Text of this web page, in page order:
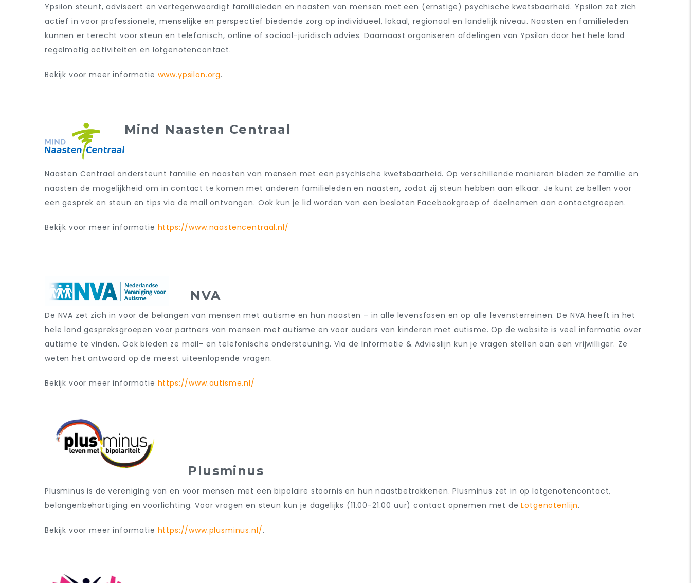
Ypsilon steunt, adviseert en vertegenwoordigt familieleden en naasten van mensen met een (ernstige) psychische kwetsbaarheid. Ypsilon zet zich
actief in voor professionele, menselijke en perspectief biedende zorg op individueel, lokaal, regionaal en landelijk niveau. Naasten en familieleden
kunnen er terecht voor steun en telefonisch, online of sociaal-juridisch advies. Daarnaast organiseren afdelingen van Ypsilon door het hele land
regelmatig activiteiten en lotgenotencontact.
Bekijk voor meer informatie www.ypsilon.org.
Mind Naasten Centraal
Naasten Centraal ondersteunt familie en naasten van mensen met een psychische kwetsbaarheid. Op verschillende manieren bieden ze familie en
naasten de mogelijkheid om in contact te komen met anderen familieleden en naasten, zodat zij steun hebben aan elkaar. Je kunt ze bellen voor
een gesprek en steun en tips via de mail ontvangen. Ook kun je lid worden van een besloten Facebookgroep of deelnemen aan contactgroepen.
Bekijk voor meer informatie https://www.naastencentraal.nl/
NVA
De NVA zet zich in voor de belangen van mensen met autisme en hun naasten – in alle levensfasen en op alle levensterreinen. De NVA heeft in het
hele land gespreksgroepen voor partners van mensen met autisme en voor ouders van kinderen met autisme. Op de website is veel informatie over
autisme te vinden. Ook bieden ze mail- en telefonische ondersteuning. Via de Informatie & Advieslijn kun je vragen stellen aan een vrijwilliger. Ze
weten het antwoord op de meest uiteenlopende vragen.
Bekijk voor meer informatie https://www.autisme.nl/
Plusminus
Plusminus is de vereniging van en voor mensen met een bipolaire stoornis en hun naastbetrokkenen. Plusminus zet in op lotgenotencontact,
belangenbehartiging en voorlichting. Voor vragen en steun kun je dagelijks (11.00-21.00 uur) contact opnemen met deLotgenotenlijn.
Bekijk voor meer informatie https://www.plusminus.nl/.